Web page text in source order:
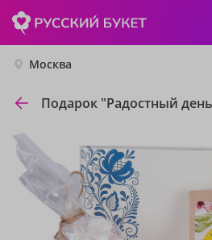
Москва
Подарок "Радостный